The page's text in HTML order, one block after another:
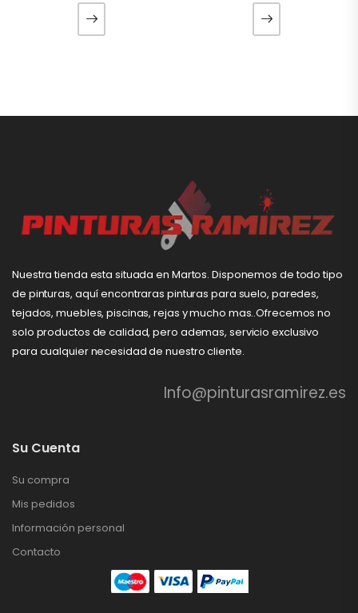
Nuestra tienda esta situada en Martos. Disponemos de todo tipo
de pinturas, aquí encontraras pinturas para suelo, paredes,
tejados, muebles, piscinas, rejas y mucho mas..Ofrecemos no
solo productos de calidad, pero ademas, servicio exclusivo
para cualquier necesidad de nuestro cliente.
Info@pinturasramirez.es
Su Cuenta
Su compra
Mis pedidos
Información personal
Contacto